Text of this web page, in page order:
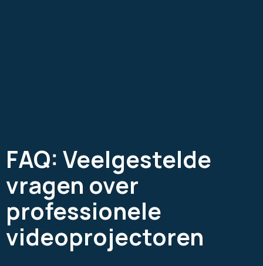
FAQ: Veelgestelde
vragen over
professionele
videoprojectoren